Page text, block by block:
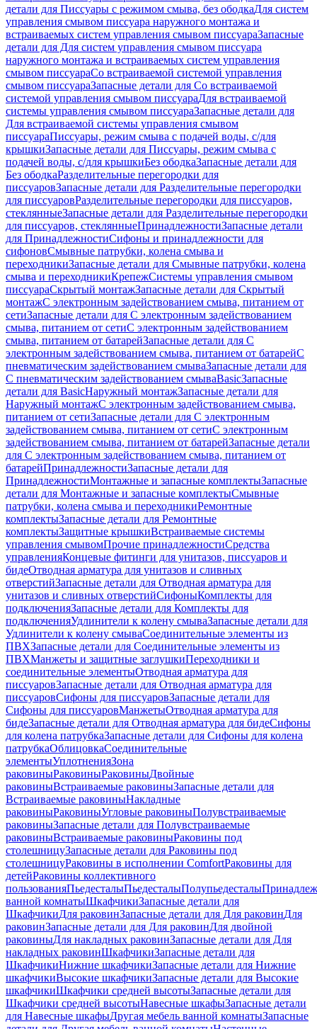
детали для Писсуары с режимом смыва, без ободкаДля систем
управления смывом писсуара наружного монтажа и
встраиваемых систем управления смывом писсуараЗапасные
детали для Для систем управления смывом писсуара
наружного монтажа и встраиваемых систем управления
смывом писсуараСо встраиваемой системой управления
смывом писсуараЗапасные детали для Со встраиваемой
системой управления смывом писсуараДля встраиваемой
системы управления смывом писсуараЗапасные детали для
Для встраиваемой системы управления смывом
писсуараПиссуары, режим смыва с подачей воды, с/для
крышкиЗапасные детали для Писсуары, режим смыва с
подачей воды, с/для крышкиБез ободкаЗапасные детали для
Без ободкаРазделительные перегородки для
писсуаровЗапасные детали для Разделительные перегородки
для писсуаровРазделительные перегородки для писсуаров,
стеклянныеЗапасные детали для Разделительные перегородки
для писсуаров, стеклянныеПринадлежностиЗапасные детали
для ПринадлежностиСифоны и принадлежности для
сифоновСмывные патрубки, колена смыва и
переходникиЗапасные детали для Смывные патрубки, колена
смыва и переходникиКрепежСистемы управления смывом
писсуараСкрытый монтажЗапасные детали для Скрытый
монтажС электронным задействованием смыва, питанием от
сетиЗапасные детали для С электронным задействованием
смыва, питанием от сетиС электронным задействованием
смыва, питанием от батарейЗапасные детали для С
электронным задействованием смыва, питанием от батарейС
пневматическим задействованием смываЗапасные детали для
С пневматическим задействованием смываBasicЗапасные
детали для BasicНаружный монтажЗапасные детали для
Наружный монтажС электронным задействованием смыва,
питанием от сетиЗапасные детали для С электронным
задействованием смыва, питанием от сетиС электронным
задействованием смыва, питанием от батарейЗапасные детали
для С электронным задействованием смыва, питанием от
батарейПринадлежностиЗапасные детали для
ПринадлежностиМонтажные и запасные комплектыЗапасные
детали для Монтажные и запасные комплектыСмывные
патрубки, колена смыва и переходникиРемонтные
комплектыЗапасные детали для Ремонтные
комплектыЗащитные крышкиВстраиваемые системы
управления смывомПрочие принадлежностиСредства
управленияКонцевые фитинги для унитазов, писсуаров и
бидеОтводная арматура для унитазов и сливных
отверстийЗапасные детали для Отводная арматура для
унитазов и сливных отверстийСифоныКомплекты для
подключенияЗапасные детали для Комплекты для
подключенияУдлинители к колену смываЗапасные детали для
Удлинители к колену смываСоединительные элементы из
ПВХЗапасные детали для Соединительные элементы из
ПВХМанжеты и защитные заглушкиПереходники и
соединительные элементыОтводная арматура для
писсуаровЗапасные детали для Отводная арматура для
писсуаровCифоны для писсуаровЗапасные детали для
Cифоны для писсуаровМанжетыОтводная арматура для
бидеЗапасные детали для Отводная арматура для бидеСифоны
для колена патрубкаЗапасные детали для Сифоны для колена
патрубкаОблицовкаСоединительные
элементыУплотненияЗона
раковиныРаковиныРаковиныДвойные
раковиныВстраиваемые раковиныЗапасные детали для
Встраиваемые раковиныНакладные
раковиныРаковиныУгловые раковиныПолувстраиваемые
раковиныЗапасные детали для Полувстраиваемые
раковиныВстраиваемые раковиныРаковины под
столешницуЗапасные детали для Раковины под
столешницуРаковины в исполнении ComfortPаковины для
детейРаковины коллективного
пользованияПьедесталыПьедесталыПолупьедесталы
ванной комнатыШкафчикиЗапасные детали для
ШкафчикиДля раковинЗапасные детали для Для раковинДля
раковинЗапасные детали для Для раковинДля двойной
раковиныДля накладных pаковинЗапасные детали для Для
накладных pаковинШкафчикиЗапасные детали для
ШкафчикиНижние шкафчикиЗапасные детали для Нижние
шкафчикиВысокие шкафчикиЗапасные детали для Высокие
шкафчикиШкафчики средней высотыЗапасные детали для
Шкафчики средней высотыНавесные шкафыЗапасные детали
для Навесные шкафыДругая мебель ванной комнатыЗапасные